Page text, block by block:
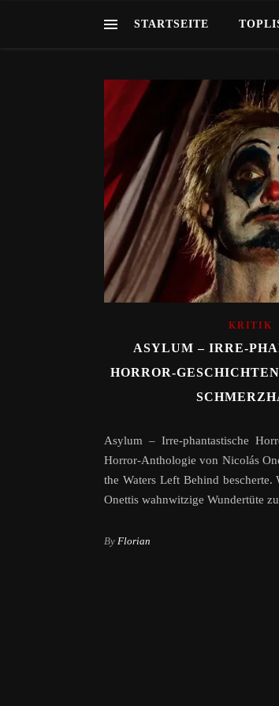
STARTSEITE
KRITIK
ASYLUM – IRRE-
HORROR-
Asylum – Irre-phantastische
Horror-Anthologie von Nicolás
the Waters Left Behind bescherte.
Onettis wahnwitzige Wundertüte
By Florian